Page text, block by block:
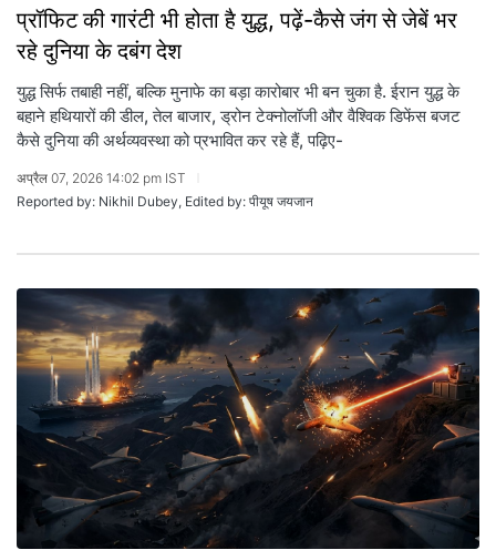
प्रॉफिट की गारंटी भी होता है युद्ध, पढ़ें-कैसे जंग से जेबें भर
रहे दुनिया के दबंग देश
युद्ध सिर्फ तबाही नहीं, बल्कि मुनाफे का बड़ा कारोबार भी बन चुका है. ईरान युद्ध के
बहाने हथियारों की डील, तेल बाजार, ड्रोन टेक्नोलॉजी और वैश्विक डिफेंस बजट
कैसे दुनिया की अर्थव्यवस्था को प्रभावित कर रहे हैं, पढ़िए-
अप्रैल 07, 2026 14:02 pm IST
Reported by: Nikhil Dubey, Edited by: पीयूष जयजान